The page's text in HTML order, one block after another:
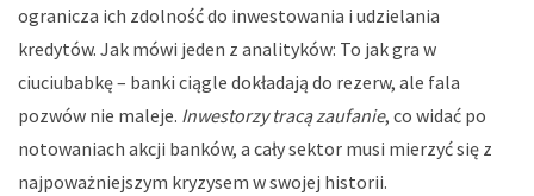
ogranicza ich zdolność do inwestowania i udzielania
kredytów. Jak mówi jeden z analityków: To jak gra w
ciuciubabkę – banki ciągle dokładają do rezerw, ale fala
pozwów nie maleje. Inwestorzy tracą zaufanie, co widać po
notowaniach akcji banków, a cały sektor musi mierzyć się z
najpoważniejszym kryzysem w swojej historii.